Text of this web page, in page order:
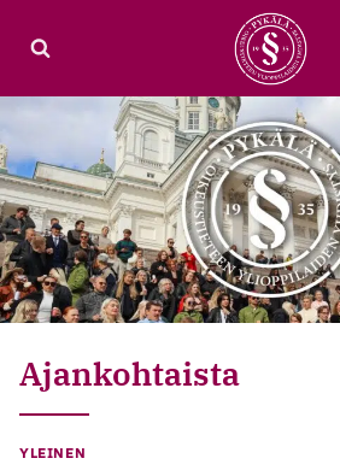
sisältöön
Ajankohtaista
YLEINEN